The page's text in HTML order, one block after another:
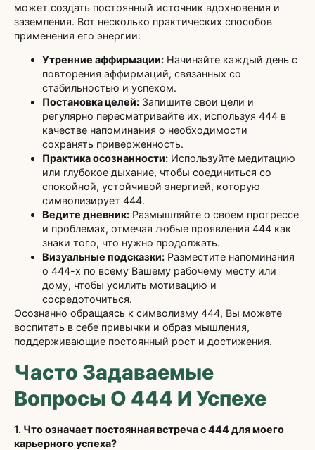
может создать постоянный источник вдохновения и
заземления. Вот несколько практических способов
применения его энергии:
Утренние аффирмации: Начинайте каждый день с
повторения аффирмаций, связанных со
стабильностью и успехом.
Постановка целей: Запишите свои цели и
регулярно пересматривайте их, используя 444 в
качестве напоминания о необходимости
сохранять приверженность.
Практика осознанности: Используйте медитацию
или глубокое дыхание, чтобы соединиться со
спокойной, устойчивой энергией, которую
символизирует 444.
Ведите дневник: Размышляйте о своем прогрессе
и проблемах, отмечая любые проявления 444 как
знаки того, что нужно продолжать.
Визуальные подсказки: Разместите напоминания
о 444-х по всему Вашему рабочему месту или
дому, чтобы усилить мотивацию и
сосредоточиться.
Осознанно обращаясь к символизму 444, Вы можете
воспитать в себе привычки и образ мышления,
поддерживающие постоянный рост и достижения.
Часто Задаваемые
Вопросы О 444 И Успехе
1. Что означает постоянная встреча с 444 для моего
карьерного успеха?